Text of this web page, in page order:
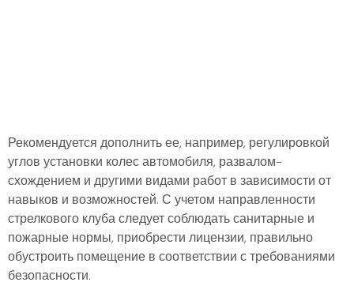
Рекомендуется дополнить ее, например, регулировкой
углов установки колес автомобиля, развалом-
схождением и другими видами работ в зависимости от
навыков и возможностей. С учетом направленности
стрелкового клуба следует соблюдать санитарные и
пожарные нормы, приобрести лицензии, правильно
обустроить помещение в соответствии с требованиями
безопасности.